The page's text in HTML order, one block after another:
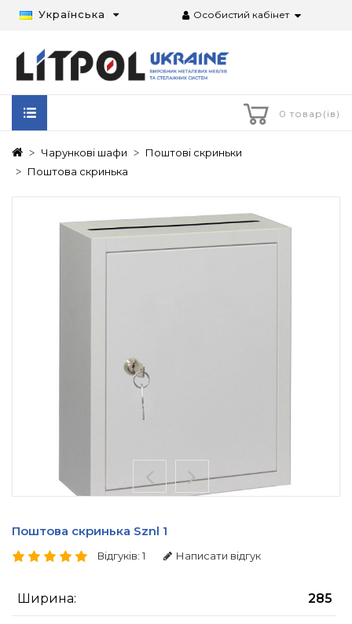
Українська Особистий кабінет
0 товар(ів)
Чарункові шафи
Поштові скриньки
Поштова скринька
Поштова скринька Sznl 1
Відгуків: 1 Написати відгук
Ширина: 285